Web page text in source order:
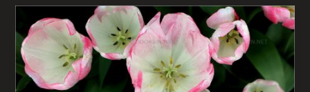
لاله
های
خیابان
زرافشان‎